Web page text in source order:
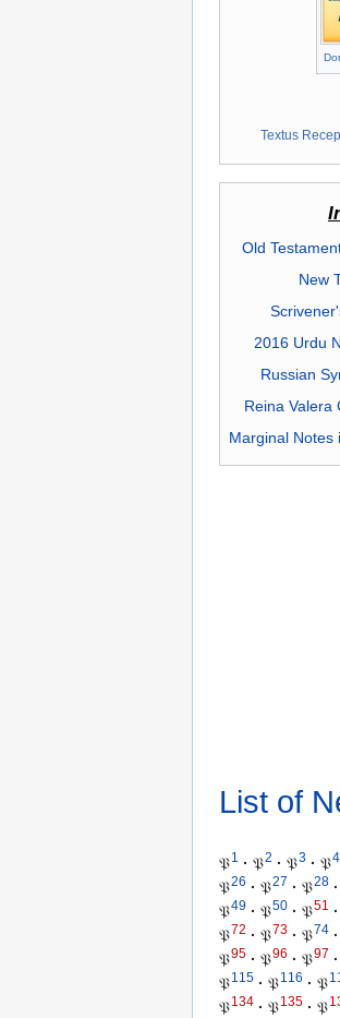
Textus
Old
New
2016 Urdu
Russian
Reina Valera
Marginal Notes
List of
𝔓1 · 𝔓2 · 𝔓3 · 𝔓4
𝔓26 · 𝔓27 · 𝔓28 ·
𝔓49 · 𝔓50 · 𝔓51 ·
𝔓72 · 𝔓73 · 𝔓74 ·
𝔓95 · 𝔓96 · 𝔓97 ·
𝔓115 · 𝔓116 · 𝔓
𝔓134 · 𝔓135 · 𝔓